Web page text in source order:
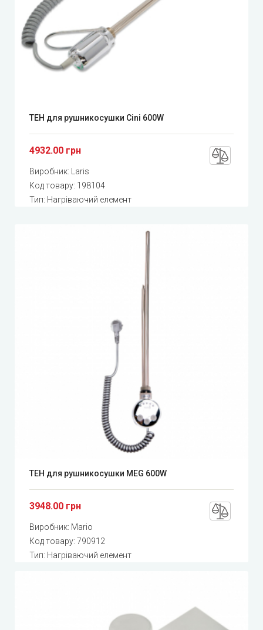
ТЕН для рушникосушки Cini 600W
4932.00 грн
Виробник:
Laris
Код товару: 198104
Тип: Нагріваючий елемент
ТЕН для рушникосушки MEG 600W
3948.00 грн
Виробник: Mario
Код товару: 790912
Тип: Нагріваючий елемент